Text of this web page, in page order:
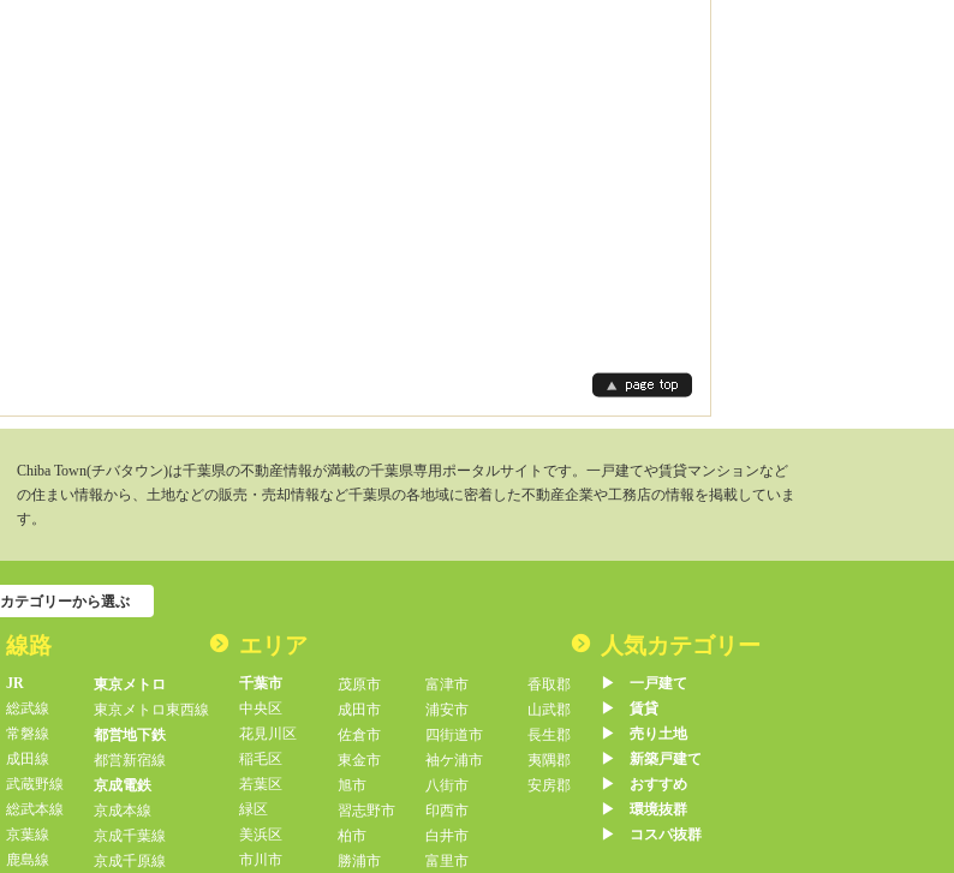
Chiba Town(チバタウン)は千葉県の不動産情報が満載の千葉県専用ポータルサイトです。一戸建てや賃貸マンションなど
の住まい情報から、土地などの販売・売却情報など千葉県の各地域に密着した不動産企業や工務店の情報を掲載していま
す。
カテゴリーから選ぶ
線路
JR
総武線
常磐線
成田線
武蔵野線
総武本線
京葉線
鹿島線
東京メトロ
東京メトロ東西線
都営地下鉄
都営新宿線
京成電鉄
京成本線
京成千葉線
京成千原線
エリア
千葉市
中央区
花見川区
稲毛区
若葉区
緑区
美浜区
市川市
茂原市
成田市
佐倉市
東金市
旭市
習志野市
柏市
勝浦市
富津市
浦安市
四街道市
袖ケ浦市
八街市
印西市
白井市
富里市
香取郡
山武郡
長生郡
夷隅郡
安房郡
人気カテゴリー
▶︎ 一戸建て
▶︎ 賃貸
▶︎ 売り土地
▶︎ 新築戸建て
▶︎ おすすめ
▶︎ 環境抜群
▶︎ コスパ抜群